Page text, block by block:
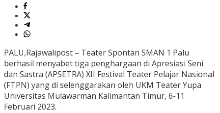
PALU,Rajawalipost – Teater Spontan SMAN 1 Palu
berhasil menyabet tiga penghargaan di Apresiasi Seni
dan Sastra (APSETRA) XII Festival Teater Pelajar Nasional
(FTPN) yang di selenggarakan oleh UKM Teater Yupa
Universitas Mulawarman Kalimantan Timur, 6-11
Februari 2023.